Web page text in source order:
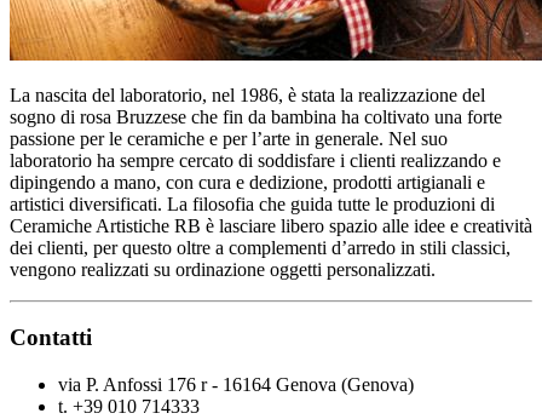
La nascita del laboratorio, nel 1986, è stata la realizzazione del
sogno di rosa Bruzzese che fin da bambina ha coltivato una forte
passione per le ceramiche e per l’arte in generale. Nel suo
laboratorio ha sempre cercato di soddisfare i clienti realizzando e
dipingendo a mano, con cura e dedizione, prodotti artigianali e
artistici diversificati. La filosofia che guida tutte le produzioni di
Ceramiche Artistiche RB è lasciare libero spazio alle idee e creatività
dei clienti, per questo oltre a complementi d’arredo in stili classici,
vengono realizzati su ordinazione oggetti personalizzati.
Contatti
via P. Anfossi 176 r - 16164 Genova (Genova)
t. +39 010 714333